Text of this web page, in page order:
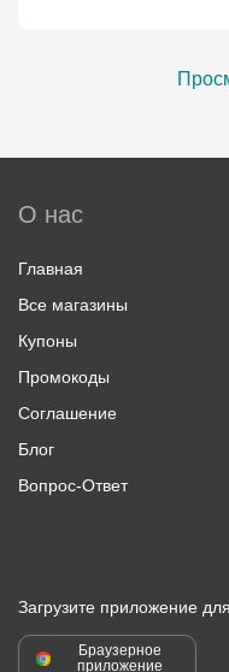
О нас
Главная
Все магазины
Купоны
Промокоды
Соглашение
Блог
Вопрос-Ответ
Загрузите приложение
Браузерное
приложение